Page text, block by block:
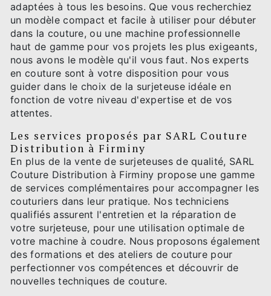
adaptées à tous les besoins. Que vous recherchiez
un modèle compact et facile à utiliser pour débuter
dans la couture, ou une machine professionnelle
haut de gamme pour vos projets les plus exigeants,
nous avons le modèle qu'il vous faut. Nos experts
en couture sont à votre disposition pour vous
guider dans le choix de la surjeteuse idéale en
fonction de votre niveau d'expertise et de vos
attentes.
Les services proposés par SARL Couture
Distribution à Firminy
En plus de la vente de surjeteuses de qualité, SARL
Couture Distribution à Firminy propose une gamme
de services complémentaires pour accompagner les
couturiers dans leur pratique. Nos techniciens
qualifiés assurent l'entretien et la réparation de
votre surjeteuse, pour une utilisation optimale de
votre machine à coudre. Nous proposons également
des formations et des ateliers de couture pour
perfectionner vos compétences et découvrir de
nouvelles techniques de couture.